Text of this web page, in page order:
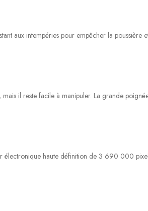
aux intempéries pour empêcher la
il reste facile à manipuler. La grande
haute définition de 3 690 000